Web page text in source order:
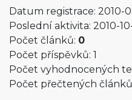
Datum registrace: 2010-
Poslední aktivita: 2010-
Počet článků: 0
Počet příspěvků: 1
Počet vyhodnocených
Počet přečtených